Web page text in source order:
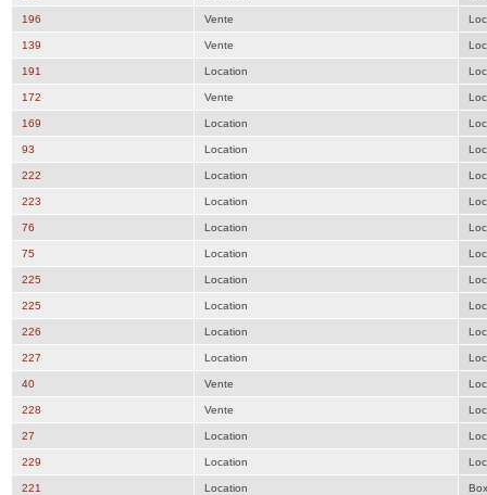
196 Vente
139 Vente
191 Location
172 Vente
169 Location
93 Location
222 Location
223 Location
76 Location
75 Location
225 Location
225 Location
226 Location
227 Location
40 Vente
228 Vente
27 Location
229 Location
221 Location Box